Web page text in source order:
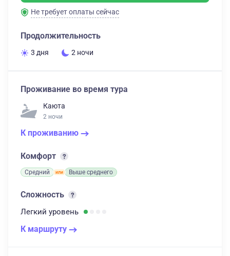
Не требует оплаты сейчас
Продолжительность
3 дня 2 ночи
Проживание во время тура
Каюта
2 ночи
К проживанию
Комфорт
Средний Выше среднего
Сложность
Легкий уровень
К маршруту